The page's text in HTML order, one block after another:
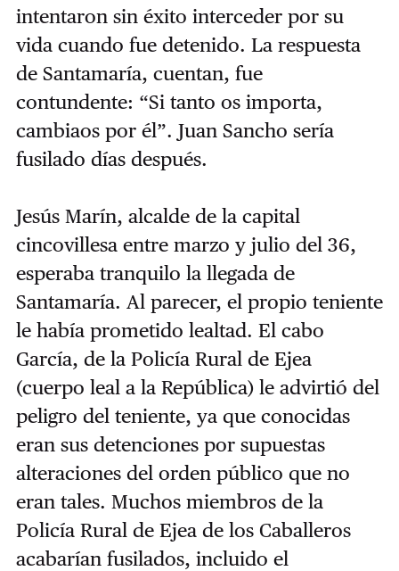
intentaron sin éxito interceder por su
vida cuando fue detenido. La respuesta
de Santamaría, cuentan, fue
contundente: “Si tanto os importa,
cambiaos por él”. Juan Sancho sería
fusilado días después.
Jesús Marín, alcalde de la capital
cincovillesa entre marzo y julio del 36,
esperaba tranquilo la llegada de
Santamaría. Al parecer, el propio teniente
le había prometido lealtad. El cabo
García, de la Policía Rural de Ejea
(cuerpo leal a la República) le advirtió del
peligro del teniente, ya que conocidas
eran sus detenciones por supuestas
alteraciones del orden público que no
eran tales. Muchos miembros de la
Policía Rural de Ejea de los Caballeros
acabarían fusilados, incluido el